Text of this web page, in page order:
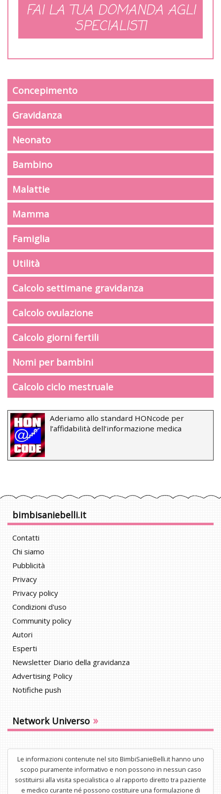
FAI LA TUA DOMANDA AGLI
SPECIALISTI
Concepimento
Gravidanza
Neonato
Bambino
Malattie
Mamma
Famiglia
Utilità
Calcolo settimane gravidanza
Calcolo ovulazione
Calcolo giorni fertili
Nomi per bambini
Calcolo ciclo mestruale
Aderiamo allo standard HONcode per
l’affidabilità dell’informazione medica
bimbisaniebelli.it
Contatti
Chi siamo
Pubblicità
Privacy
Privacy policy
Condizioni d'uso
Community policy
Autori
Esperti
Newsletter Diario della gravidanza
Advertising Policy
Notifiche push
Network Universo »
Le informazioni contenute nel sito BimbiSanieBelli.it hanno uno
scopo puramente informativo e non possono in nessun caso
sostituirsi alla visita specialistica o al rapporto diretto tra paziente
e medico curante né possono costituire una formulazione di